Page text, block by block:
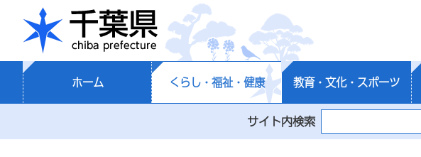
千葉県
ホーム くらし・福祉・健康 教育・文化・スポーツ
サイト内検索